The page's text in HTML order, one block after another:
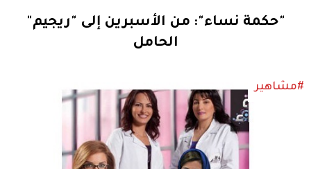
"حكمة نساء": من الأسبرين إلى "ريجيم"
الحامل
#مشاهير